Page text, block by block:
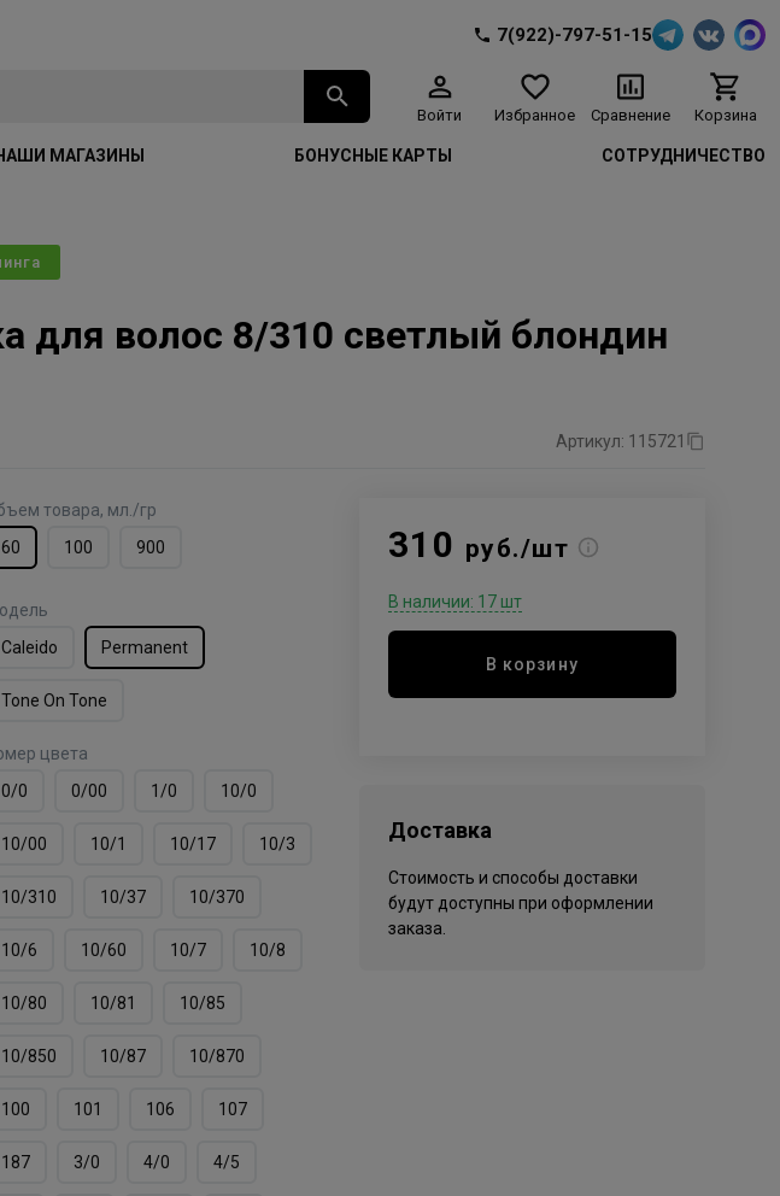
7(922)-797-51-15
Войти Избранное Сравнение Корзина
МАГАЗИНЫ БОНУСНЫЕ КАРТЫ СОТРУДНИЧЕСТВО
для волос 8/310 светлый блондин
Артикул: 115721
товара, мл./гр
60
100 900
Caleido
Permanent
Tone On Tone
цвета
0/0
0/00 1/0 10/0
10/00 10/1 10/17 10/3
10/310 10/37 10/370
10/6 10/60 10/7 10/8
10/80 10/81 10/85
10/850 10/87 10/870
100 101 106 107
187 3/0 4/0 4/5
310 руб./шт
В наличии: 17 шт
В корзину
Доставка
Стоимость и способы доставки
будут доступны при оформлении
заказа.